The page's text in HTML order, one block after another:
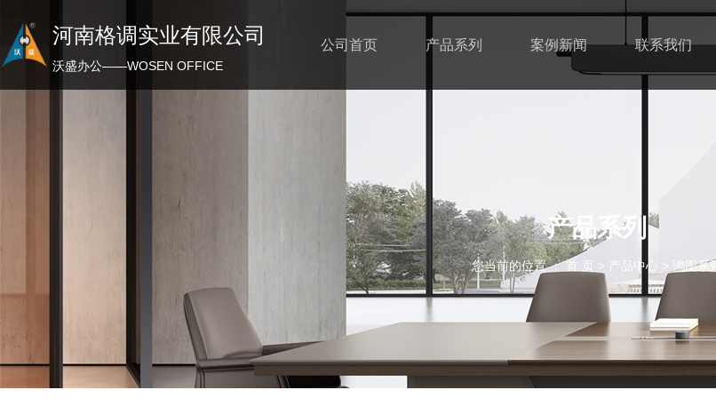
河南格调实业有限公司
沃盛办公——WOSEN OFFICE
公司首页 产品系列 案例新闻 联系我们
产品系列
您当前的位置 ： 首 页 > 产品中心 > 鸿图系列